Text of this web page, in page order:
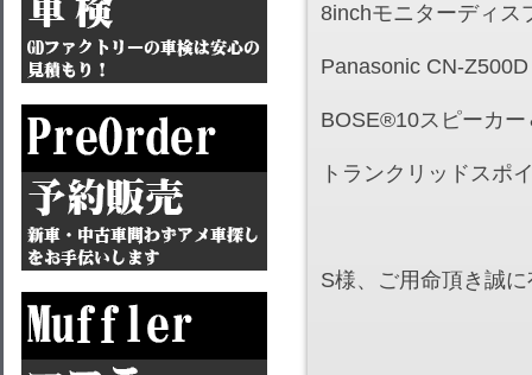
8inchモニターディス
Panasonic CN-Z500D
BOSE®10スピーカ
トランクリッドスポ
S様、ご用命頂き誠